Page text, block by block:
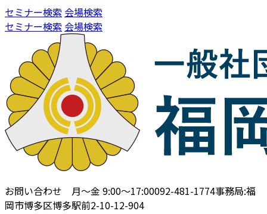
コ
ン
へ
ス
キ
ッ
プ
ナ
ビ
ョ
ン
に
移
動
セミナー検索 会場検索
セミナー検索 会場検索
お問い合わせ 月〜金 9:00〜17:00092-481-1774事務局:福
岡市博多区博多駅前2-10-12-904